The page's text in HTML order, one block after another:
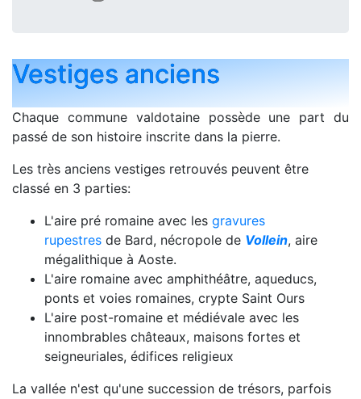
Vestiges anciens
Chaque commune valdotaine possède une part du
passé de son histoire inscrite dans la pierre.
Les très anciens vestiges retrouvés peuvent être
classé en 3 parties:
L'aire pré romaine avec les gravures
rupestres de Bard, nécropole de Vollein, aire
mégalithique à Aoste.
L'aire romaine avec amphithéâtre, aqueducs,
ponts et voies romaines, crypte Saint Ours
L'aire post-romaine et médiévale avec les
innombrables châteaux, maisons fortes et
seigneuriales, édifices religieux
La vallée n'est qu'une succession de trésors, parfois